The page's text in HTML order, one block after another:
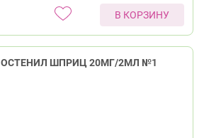
В КОРЗИНУ
ОСТЕНИЛ ШПРИЦ 20МГ/2МЛ №1